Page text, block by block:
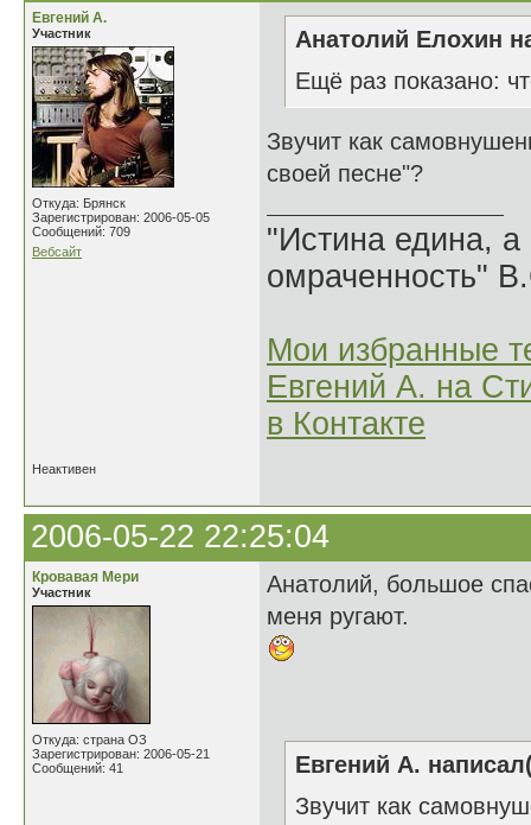
Евгений А.
Участник
Откуда: Брянск
Зарегистрирован: 2006-05-05
Сообщений: 709
Вебсайт
Анатолий Елохин
Ещё раз показано:
Звучит как
своей песне"?
"Истина едина,
омраченность"
Мои избранные
Евгений А. на
в Контакте
Неактивен
2006-05-22 22:25:04
Кровавая Мери
Участник
Откуда: страна ОЗ
Зарегистрирован: 2006-05-21
Сообщений: 41
Анатолий, большое
меня ругают.
Евгений А.
Звучит как